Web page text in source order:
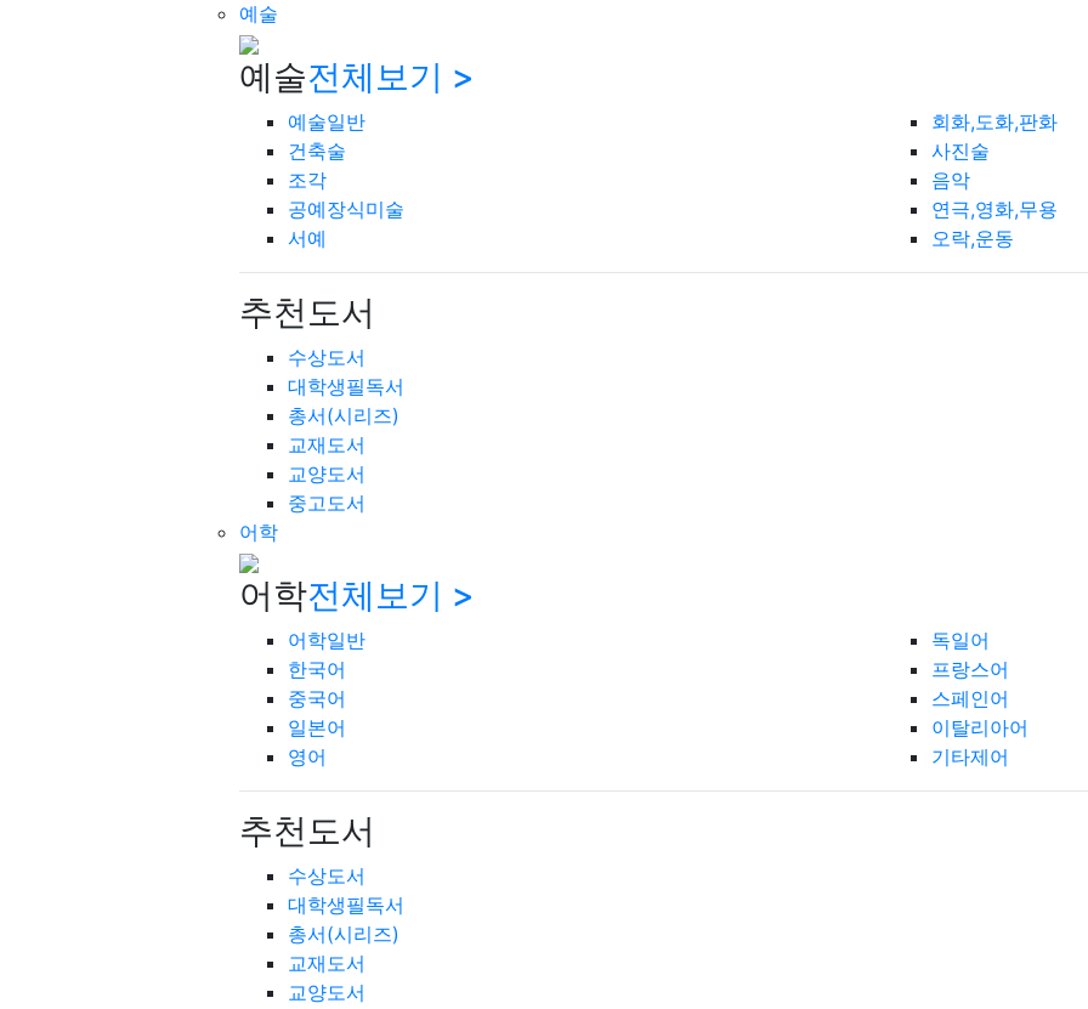
예술
예술전체보기 >
예술일반
건축술
조각
공예장식미술
서예
회화,도화,판화
사진술
음악
연극,영화,무용
오락,운동
추천도서
수상도서
대학생필독서
총서(시리즈)
교재도서
교양도서
중고도서
어학
어학전체보기 >
어학일반
한국어
중국어
일본어
영어
독일어
프랑스어
스페인어
이탈리아어
기타제어
추천도서
수상도서
대학생필독서
총서(시리즈)
교재도서
교양도서